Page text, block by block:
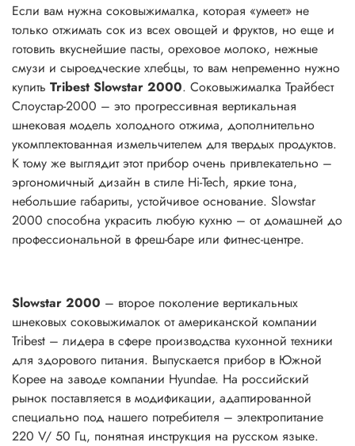
Если вам нужна соковыжималка, которая «умеет» не
только отжимать сок из всех овощей и фруктов, но еще и
готовить вкуснейшие пасты, ореховое молоко, нежные
смузи и сыроедческие хлебцы, то вам непременно нужно
купить Tribest Slowstar 2000. Соковыжималка Трайбест
Слоустар-2000 – это прогрессивная вертикальная
шнековая модель холодного отжима, дополнительно
укомплектованная измельчителем для твердых продуктов.
К тому же выглядит этот прибор очень привлекательно –
эргономичный дизайн в стиле Hi-Tech, яркие тона,
небольшие габариты, устойчивое основание. Slowstar
2000 способна украсить любую кухню – от домашней до
профессиональной в фреш-баре или фитнес-центре.
Slowstar 2000 – второе поколение вертикальных
шнековых соковыжималок от американской компании
Tribest – лидера в сфере производства кухонной техники
для здорового питания. Выпускается прибор в Южной
Корее на заводе компании Hyundae. На российский
рынок поставляется в модификации, адаптированной
специально под нашего потребителя – электропитание
220 V/ 50 Гц, понятная инструкция на русском языке.